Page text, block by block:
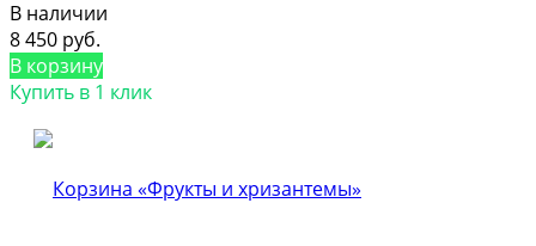
В наличии
8 450 руб.
В корзину
Купить в 1 клик